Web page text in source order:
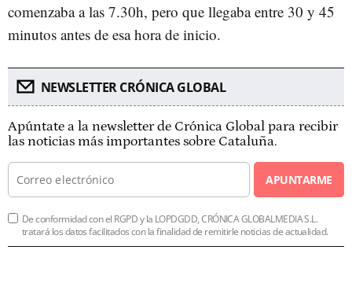
comenzaba a las 7.30h, pero que llegaba entre 30 y 45
minutos antes de esa hora de inicio.
NEWSLETTER CRÓNICA GLOBAL
Apúntate a la newsletter de Crónica Global para recibir
las noticias más importantes sobre Cataluña.
APUNTARME
De conformidad con el RGPD y la LOPDGDD, CRÓNICA GLOBALMEDIA S.L.
tratará los datos facilitados con la finalidad de remitirle noticias de actualidad.